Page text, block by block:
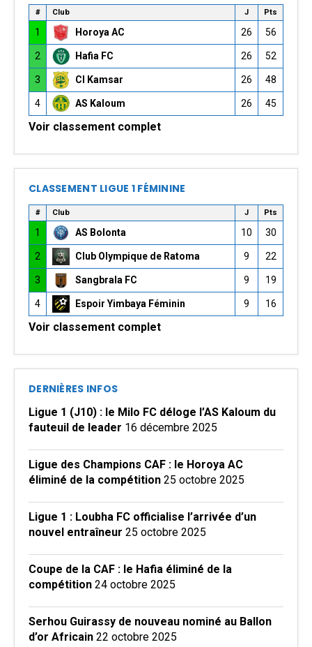
# Club J Pts
1 Horoya AC 26 56
2 Hafia FC 26 52
3 CI Kamsar 26 48
4 AS Kaloum 26 45
Voir classement complet
CLASSEMENT LIGUE 1 FÉMININE
# Club J Pts
1 AS Bolonta 10 30
2 Club Olympique de Ratoma 9 22
3 Sangbrala FC 9 19
4 Espoir Yimbaya Féminin 9 16
Voir classement complet
DERNIÈRES INFOS
Ligue 1 (J10) : le Milo FC déloge l’AS Kaloum du
fauteuil de leader 16 décembre 2025
Ligue des Champions CAF : le Horoya AC
éliminé de la compétition 25 octobre 2025
Ligue 1 : Loubha FC officialise l’arrivée d’un
nouvel entraîneur 25 octobre 2025
Coupe de la CAF : le Hafia éliminé de la
compétition 24 octobre 2025
Serhou Guirassy de nouveau nominé au Ballon
d’or Africain 22 octobre 2025